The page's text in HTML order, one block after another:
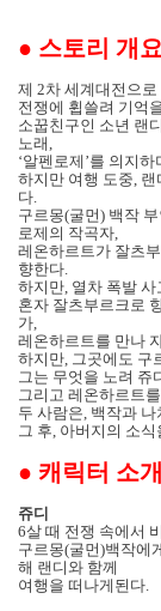
● 스토리 개요
제 2차 세계대전으
전쟁에 휩쓸려 기억
소꿉친구인 소년 랜
노래,
‘알펜로제’를 의지하
하지만 여행 도중, 랜
다.
구르몽(굴먼) 백작
로제의 작곡자,
레온하르트가 잘츠
향한다.
하지만, 열차 폭발
혼자 잘츠부르크로
가,
레온하르트를 만나
하지만, 그곳에도 구
그는 무엇을 노려 쥬
그리고 레온하르트
두 사람은, 백작과 나
그 후, 아버지의 소
● 캐릭터 소개
쥬디
6살 때 전쟁 속에서
구르몽(굴먼)백작에
해 랜디와 함께
여행을 떠나게된다.